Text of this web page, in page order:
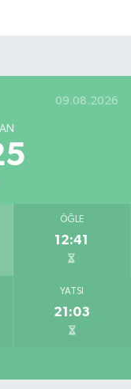
09.08.2026
ÖĞLE
12:41
YATSI
21:03